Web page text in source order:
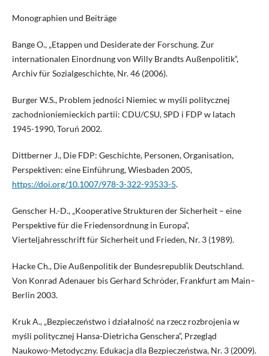
Monographien und Beiträge
Bange O., „Etappen und Desiderate der Forschung. Zur
internationalen Einordnung von Willy Brandts Außenpolitik“,
Archiv für Sozialgeschichte, Nr. 46 (2006).
Burger W.S., Problem jedności Niemiec w myśli politycznej
zachodnioniemieckich partii: CDU/CSU, SPD i FDP w latach
1945-1990, Toruń 2002.
Dittberner J., Die FDP: Geschichte, Personen, Organisation,
Perspektiven: eine Einführung, Wiesbaden 2005,
https://doi.org/10.1007/978-3-322-93533-5.
Genscher H.-D., „Kooperative Strukturen der Sicherheit – eine
Perspektive für die Friedensordnung in Europa“,
Vierteljahresschrift für Sicherheit und Frieden, Nr. 3 (1989).
Hacke Ch., Die Außenpolitik der Bundesrepublik Deutschland.
Von Konrad Adenauer bis Gerhard Schröder, Frankfurt am Main–
Berlin 2003.
Kruk A., „Bezpieczeństwo i działalność na rzecz rozbrojenia w
myśli politycznej Hansa-Dietricha Genschera“, Przegląd
Naukowo-Metodyczny. Edukacja dla Bezpieczeństwa, Nr. 3 (2009).